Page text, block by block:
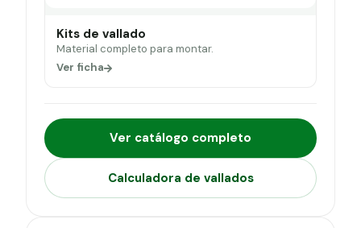
Kits de vallado
Material completo para montar.
Ver ficha
Ver catálogo completo
Calculadora de vallados